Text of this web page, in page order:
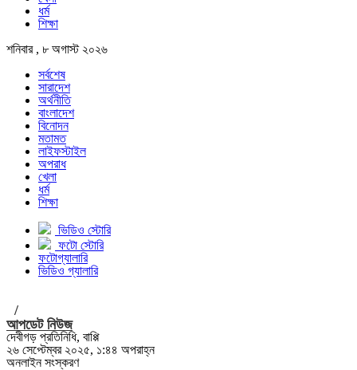
ধর্ম
শিক্ষা
শনিবার , ৮ অগাস্ট ২০২৬
সর্বশেষ
সারাদেশ
অর্থনীতি
বাংলাদেশ
বিনোদন
মতামত
লাইফস্টাইল
অপরাধ
খেলা
ধর্ম
শিক্ষা
ভিডিও স্টোরি
ফটো স্টোরি
ফটোগ্যালারি
ভিডিও গ্যালারি
/
আপডেট নিউজ
দেবীগড় প্রতিনিধি, বাপ্পি
২৬ সেপ্টেম্বর ২০২৫, ১:৪৪ অপরাহ্ন
অনলাইন সংস্করণ